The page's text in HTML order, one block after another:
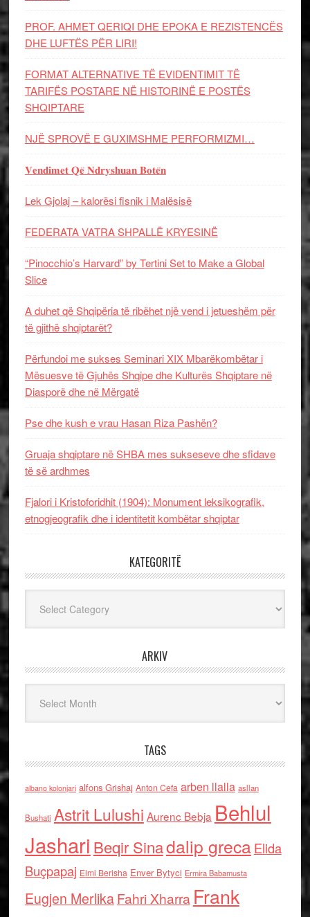
PROF. AHMET QERIQI DHE EPOKA E REZISTENCЁS
DHE LUFTЁS PЁR LIRI!
FORMAT ALTERNATIVE TË EVIDENTIMIT TË
TARIFËS POSTARE NË HISTORINË E POSTËS
SHQIPTARE
NJË SPROVË E GUXIMSHME PERFORMIZMI…
𝐕𝐞𝐧𝐝𝐢𝐦𝐞𝐭 𝐐𝐞̈ 𝐍𝐝𝐫𝐲𝐬𝐡𝐮𝐚𝐧 𝐁𝐨𝐭𝐞̈𝐧
Lek Gjolaj – kalorësi fisnik i Malësisë
FEDERATA VATRA SHPALLË KRYESINË
“Pinocchio’s Harvard” by Tertini Set to Make a Global
Slice
A duhet që Shqipëria të ribëhet një vend i jetueshëm për
të gjithë shqiptarët?
Përfundoi me sukses Seminari XIX Mbarëkombëtar i
Mësuesve të Gjuhës Shqipe dhe Kulturës Shqiptare në
Diasporë dhe në Mërgatë
Pse dhe kush e vrau Hasan Riza Pashën?
Gruaja shqiptare në SHBA mes sukseseve dhe sfidave
të së ardhmes
Fjalori i Kristoforidhit (1904): Monument leksikografik,
etnogjeografik dhe i identitetit kombëtar shqiptar
KATEGORITË
ARKIV
TAGS
albano kolonjari alfons Grishaj Anton Cefa arben llalla asllan
Bushati Astrit Lulushi Aurenc Bebja Behlul
Jashari Beqir Sinadalip grecaElida
Buçpapaj Elmi Berisha Enver Bytyci Ermira Babamusta
Eugjen MerlikaFahri Xharra Frank